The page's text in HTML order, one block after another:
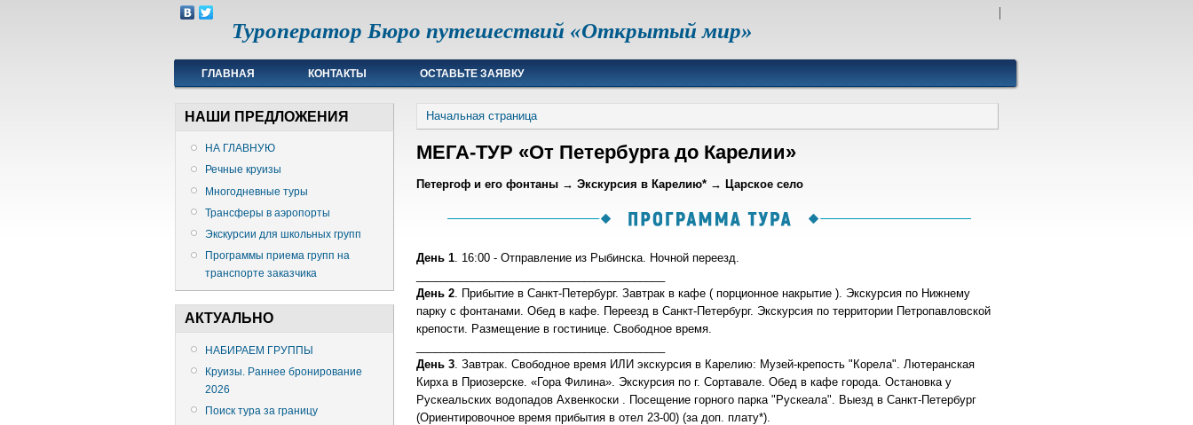
Туроператор Бюро путешествий «Открытый мир»
счетчик метрики
ГЛАВНАЯ КОНТАКТЫ ОСТАВЬТЕ ЗАЯВКУ
НАШИ ПРЕДЛОЖЕНИЯ
НА ГЛАВНУЮ
Речные круизы
Многодневные туры
Трансферы в аэропорты
Экскурсии для школьных групп
Программы приема групп на
транспорте заказчика
АКТУАЛЬНО
НАБИРАЕМ ГРУППЫ
Круизы. Раннее бронирование
2026
Поиск тура за границу
Начальная страница
МЕГА-ТУР «От Петербурга до Карелии»
Петергоф и его фонтаны → Экскурсия в Карелию* → Царское село
День 1 . 16:00 - Отправление из Рыбинска. Ночной переезд.
День 2 . Прибытие в Санкт-Петербург. Завтрак в кафе ( порционное накрытие ). Экскурсия по Нижнему
парку с фонтанами. Обед в кафе. Переезд в Санкт-Петербург. Экскурсия по территории Петропавловской
крепости. Размещение в гостинице. Свободное время.
День 3 . Завтрак. Свободное время ИЛИ экскурсия в Карелию: Музей-крепость "Корела". Лютеранская
Кирха в Приозерске. «Гора Филина». Экскурсия по г. Сортавале. Обед в кафе города. Остановка у
Рускеальских водопадов Ахвенкоски . Посещение горного парка "Рускеала". Выезд в Санкт-Петербург
(Ориентировочное время прибытия в отел 23-00) (за доп. плату*).